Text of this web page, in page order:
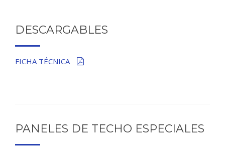
DESCARGABLES
FICHA TÉCNICA
PANELES DE TECHO ESPECIALES